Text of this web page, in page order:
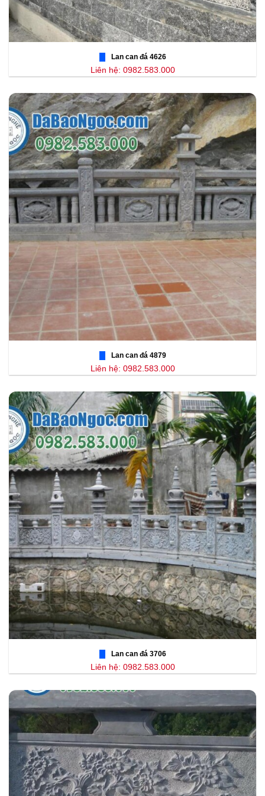
Lan can đá 4626
Liên hệ: 0982.583.000
Lan can đá 4879
Liên hệ: 0982.583.000
Lan can đá 3706
Liên hệ: 0982.583.000